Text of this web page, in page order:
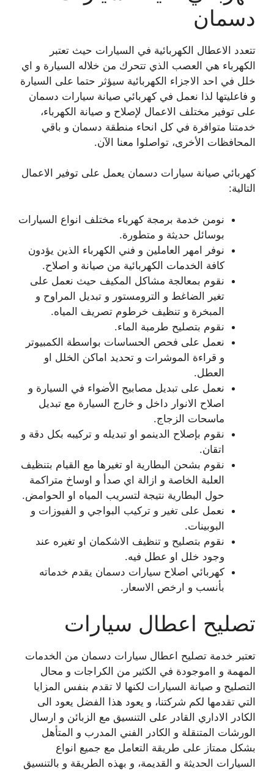
دسمان
تتعدد الاعطال الكهربائية في السيارات حيث تعتبر
الكهرباء هي العصب الذي تتحرك من خلاله السيارة و اي
خلل في احد الاجزاء الكهربائية سيؤثر حتما على السيارة
و فاعليتها لذا نعمل في كهربائي صيانة سيارات دسمان
على توفير مختلف الاعمال لإصلاح و صيانة الكهرباء،
خدمتنا متوافرة في كل انحاء منطقة دسمان و باقي
المحافظات الأخرى، تواصلوا معنا الآن.
كهربائي صيانة سيارات دسمان يعمل على توفير الاعمال
التالية:
نومن خدمة برمجة كهرباء مختلف انواع السيارات
بوسائل حديثة و متطورة.
نوفر امهر العاملين و فني الكهرباء الذين يؤدون
كافة الخدمات الكهربائية من صيانة و اصلاح.
نقوم بمعالجة مشاكل المكيف حيث نعمل على
تغير الضاغط و الترومستور و تبديل المراوح و
المبخرة و تنظيف خرطوم تصريف المياه.
نقوم بتصليح طرمبة الماء.
نعمل على فحص الحساسات بواسطة الكمبيوتر
و قراءة الموشرات و تحديد اماكن الخلل او
العطل.
نعمل على تبديل مصابيح الأضواء في السيارة و
اصلاح الانوار داخل و خارج السيارة مع تبديل
ماسحات الزجاج.
نقوم بإصلاح الدينمو او تبديله و تركيبه بكل دقة و
اتقان.
نقوم بشحن البطارية او تغيرها مع القيام بتنظيف
العلبة الخاصة و ازالة اي صدأ و اوساخ متراكمة
حول البطارية نتيجة لتسريب المياه او الحوامض.
نعمل على تغير و تركيب البواجي و الفيوزات و
البوبينات.
نقوم بتصليح و تنظيف الاشكمان او تغيره عند
وجود خلل او عطل فيه.
كهربائي اصلاح سيارات دسمان يقدم خدماته
بأنسب و ارخص الاسعار.
تصليح اعطال سيارات
تعتبر خدمة تصليح اعطال سيارات دسمان من الخدمات
المهمة و ااموجودة في الكثير من الكراجات و محال
التصليح و صيانة السيارات لكنها لا تقدم بنفس المزايا
التي تقدمها لكم شركتنا، و يعود هذا الفضل يعود الى
الكادر الاداري القادر على التنسيق مع الزبائن و ارسال
الورشات المتنقلة و الكادر الفني المدرب و المتأهل
بشكل ممتاز على طريقة التعامل مع جميع انواع
السيارات الحديثة و القديمة، و بهذه الطريقة و بالتنسيق